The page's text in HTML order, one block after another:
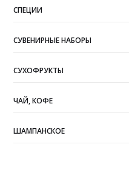
СПЕЦИИ
СУВЕНИРНЫЕ НАБОРЫ
СУХОФРУКТЫ
ЧАЙ, КОФЕ
ШАМПАНСКОЕ